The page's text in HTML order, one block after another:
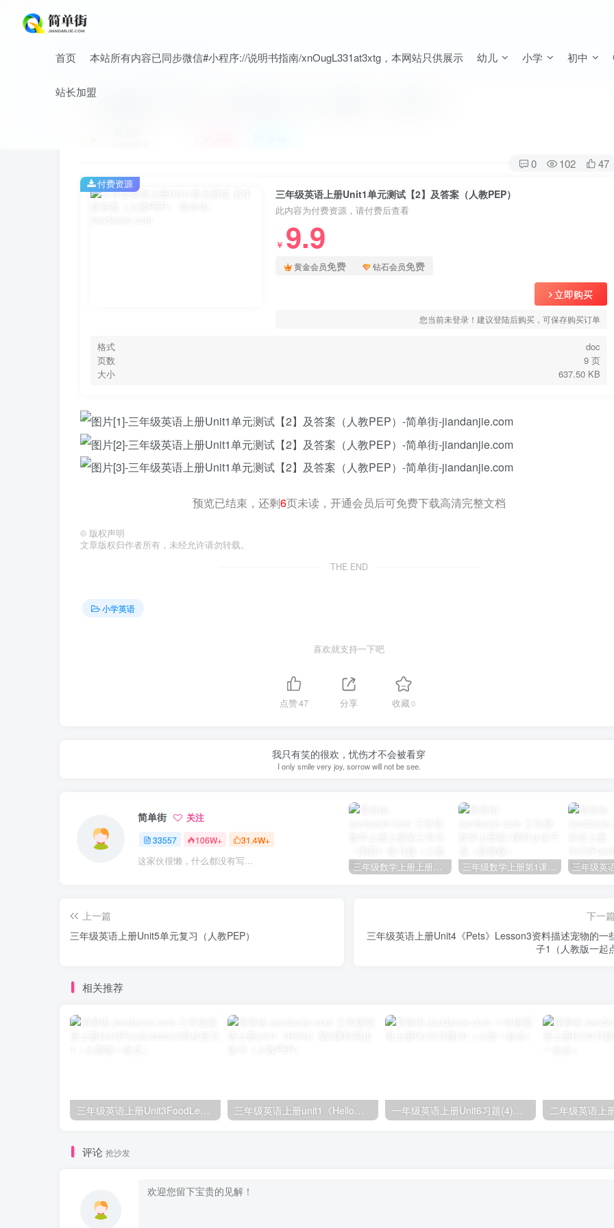
首页 本站所有内容已同步微信#小程序://说明书指南/xnOugL331at3xtg，本网站只供展示 幼儿 小学 初中
站长加盟
首页 小学 小学英语 正文
三年级英语上册Unit1单元测试【2】及答案（人教PEP）
0 102 47
三年级英语上册Unit1单元测试【2】及答案（人教PEP）
此内容为付费资源，请付费后查看
￥ 9.9
黄金会员免费 钻石会员免费
立即购买
您当前未登录！建议登陆后购买，可保存购买订单
格式
doc
页数
9 页
大小
637.50 KB
付费资源
预览已结束，还剩6页未读，开通会员后可免费下载高清完整文档
© 版权声明
文章版权归作者所有，未经允许请勿转载。
THE END
小学英语
喜欢就支持一下吧
点赞47 分享 收藏0
我只有笑的很欢，忧伤才不会被看穿
I only smile very joy, sorrow will not be see.
简单街 关注
33557 106W+ 31.4W+
这家伙很懒，什么都没有写... 三年级数学上册上册第三单元《测量》练习题（人教版） 三年级数学上册第1课时认识千克（苏教版）
上一篇
三年级英语上册Unit5单元复习（人教PEP）
下一篇
三年级英语上册Unit4《Pets》Lesson3资料描述宠物的一
子1（人教版一起
相关推荐
三年级英语上册Unit3FoodLesson2同步练习1（人教版一起点） 三年级英语上册unit1《Hello》第2课时同步练习（人教PEP） 一年级英语上册Unit6习题(4)（人教一起点）
评论 抢沙发